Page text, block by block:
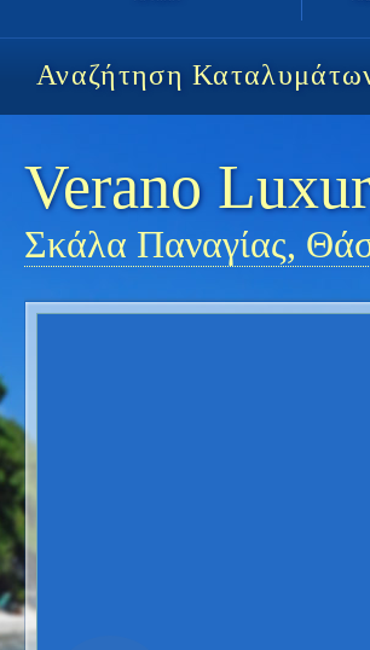
Αναζήτηση
Verano
Σκάλα Παναγίας,